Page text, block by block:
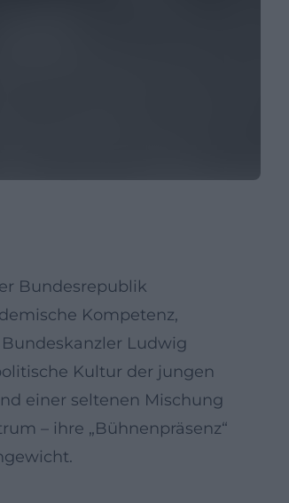
Bundesrepublik
Kompetenz,
Ludwig
Kultur der jungen
einer seltenen Mischung
– ihre „Bühnenpräsenz“